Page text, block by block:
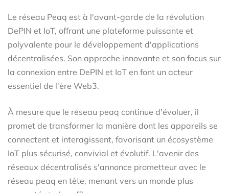
Le réseau Peaq est à l'avant-garde de la révolution
DePIN et IoT, offrant une plateforme puissante et
polyvalente pour le développement d'applications
décentralisées. Son approche innovante et son focus sur
la connexion entre DePIN et IoT en font un acteur
essentiel de l'ère Web3.
À mesure que le réseau peaq continue d'évoluer, il
promet de transformer la manière dont les appareils se
connectent et interagissent, favorisant un écosystème
IoT plus sécurisé, convivial et évolutif. L'avenir des
réseaux décentralisés s'annonce prometteur avec le
réseau peaq en tête, menant vers un monde plus